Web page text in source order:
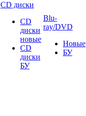
CD диски
CD
диски
новые
CD
диски
БУ
Blu-
ray/DVD
Новые
БУ